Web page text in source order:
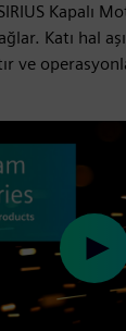
Kapalı
Katı hal
ve
Play